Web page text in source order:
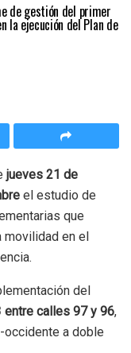
de gestión del primer
la ejecución del Plan de
jueves 21 de
el estudio de
que
movilidad en el
del
entre calles 97 y 96,
occidente a doble